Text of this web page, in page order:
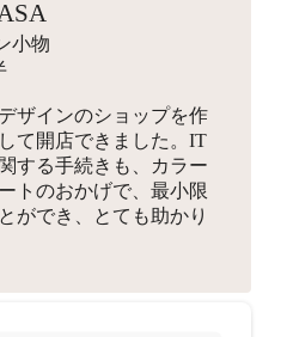
小物
ザインのショップを作
て開店できました。IT
する手続きも、カラー
トのおかげで、最小限
ができ、とても助かり